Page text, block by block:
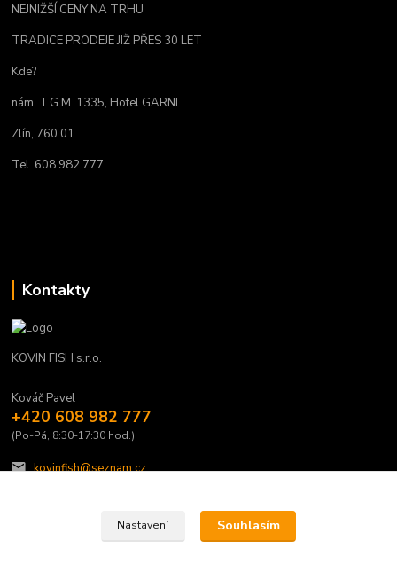
NEJNIŽŠÍ CENY NA TRHU
TRADICE PRODEJE JIŽ PŘES 30 LET
Kde?
nám. T.G.M. 1335, Hotel GARNI
Zlín, 760 01
Tel. 608 982 777
Kontakty
KOVIN FISH s.r.o.
Kováč Pavel
+420 608 982 777
(Po-Pá, 8:30-17:30 hod.)
kovinfish@seznam.cz
Nastavení Souhlasím